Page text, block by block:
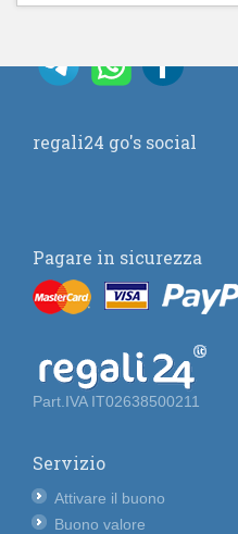
regali24 go's social
Pagare in sicurezza
Part.IVA IT02638500211
Servizio
Attivare il buono
Buono valore